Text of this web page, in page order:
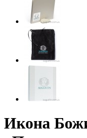
Икона